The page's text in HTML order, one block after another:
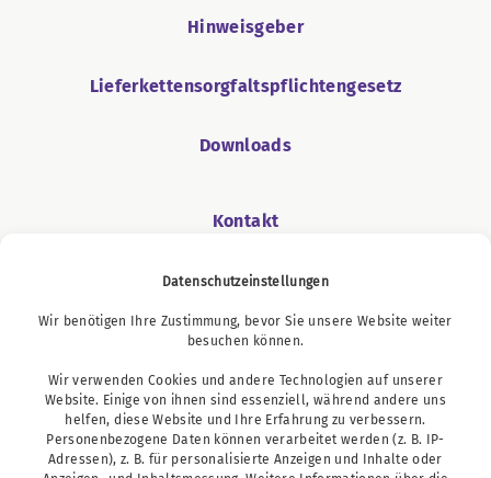
Datenschutzeinstellungen
Wir benötigen Ihre Zustimmung, bevor Sie unsere Website weiter
besuchen können.
Wir verwenden Cookies und andere Technologien auf unserer
Website. Einige von ihnen sind essenziell, während andere uns
helfen, diese Website und Ihre Erfahrung zu verbessern.
Personenbezogene Daten können verarbeitet werden (z. B. IP-
Adressen), z. B. für personalisierte Anzeigen und Inhalte oder
Hinweisgeber
Lieferkettensorgfaltspflichtengesetz
Downloads
Kontakt
Podcast